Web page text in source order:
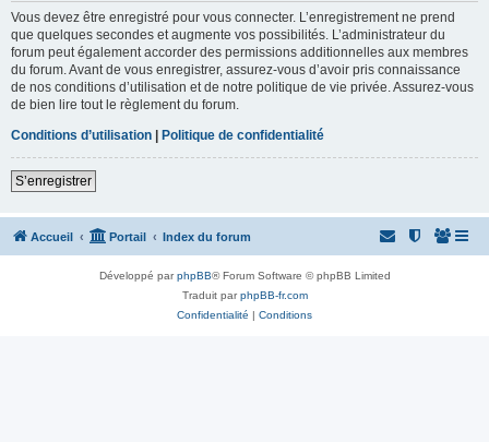
Vous devez être enregistré pour vous connecter. L’enregistrement ne prend
que quelques secondes et augmente vos possibilités. L’administrateur du
forum peut également accorder des permissions additionnelles aux membres
du forum. Avant de vous enregistrer, assurez-vous d’avoir pris connaissance
de nos conditions d’utilisation et de notre politique de vie privée. Assurez-vous
de bien lire tout le règlement du forum.
Conditions d’utilisation | Politique de confidentialité
S’enregistrer
Accueil Portail Index du forum
Développé parphpBB® Forum Software © phpBB Limited
Traduit parphpBB-fr.com
Confidentialité | Conditions